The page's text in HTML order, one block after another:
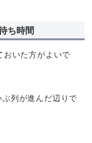
ち時間
おいた方がよいで
列が進んだ辺りで